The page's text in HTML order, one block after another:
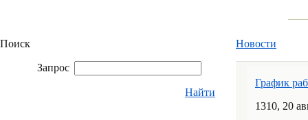
Поиск
Запрос
Найти
Новости
График
1310, 20